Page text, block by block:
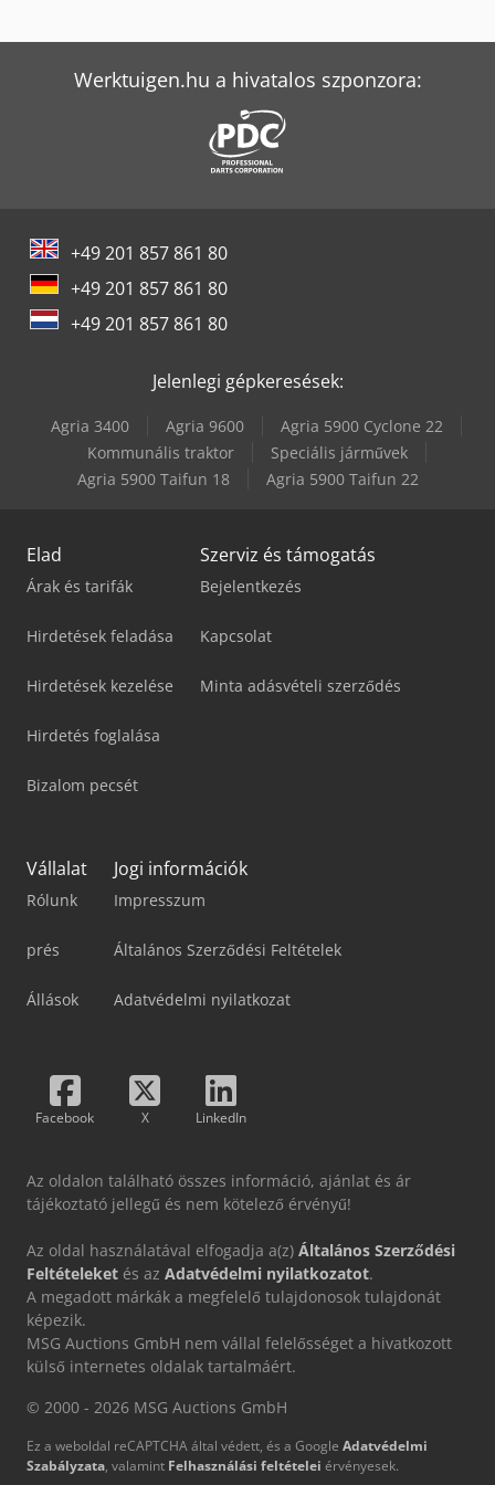
Bomar Individual 620.460 Dgh
Bomar Proficut 275.230 Dg
Bomar Workline 410.280 Dg
Bomar Workline 510.350 Dgh
Caterpillar 216B3
Komatsu Pc24Mr-5
Komatsu Pc26Mr-5
Komatsu Pc80Mr-3
Werktuigen.hu a hivatalos szponzora:
+49 201 857 861 80
+49 201 857 861 80
+49 201 857 861 80
Jelenlegi gépkeresések:
Agria 3400 Agria 9600
Agria 5900 Cyclone 22
Kommunális traktor
Speciális járművek
Agria 5900 Taifun 18
Agria 5900 Taifun 22
Elad
Árak és tarifák
Hirdetések feladása
Hirdetések kezelése
Hirdetés foglalása
Bizalom pecsét
Szerviz és támogatás
Bejelentkezés
Kapcsolat
Minta adásvételi szerződés
Vállalat
Rólunk
prés
Állások
Jogi információk
Impresszum
Általános Szerződési Feltételek
Adatvédelmi nyilatkozat
Facebook X LinkedIn
Az oldalon található összes információ, ajánlat és ár
tájékoztató jellegű és nem kötelező érvényű!
Az oldal használatával elfogadja a(z) Általános Szerződési
Feltételeket és az Adatvédelmi nyilatkozatot.
A megadott márkák a megfelelő tulajdonosok tulajdonát
képezik.
MSG Auctions GmbH nem vállal felelősséget a hivatkozott
külső internetes oldalak tartalmáért.
© 2000 - 2026 MSG Auctions GmbH
Ez a weboldal reCAPTCHA által védett, és a Google Adatvédelmi
Szabályzata, valamint Felhasználási feltételei érvényesek.